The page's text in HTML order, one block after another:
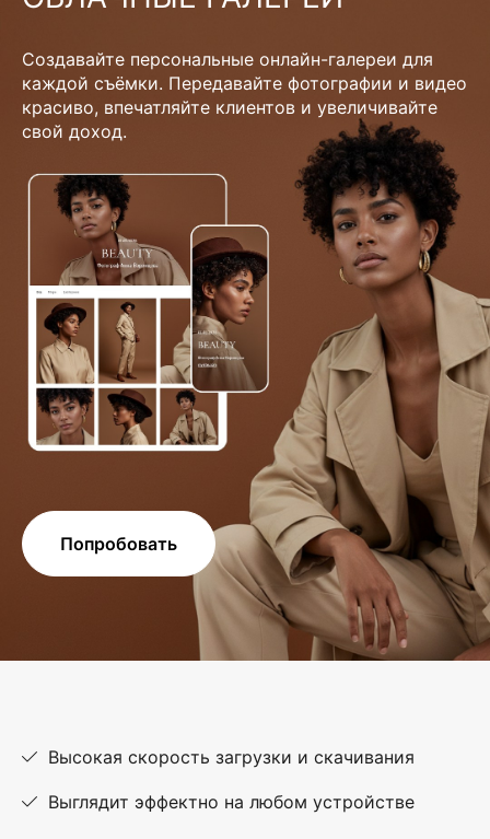
Создавайте персональные онлайн-галереи для
каждой съёмки. Передавайте фотографии и видео
красиво, впечатляйте клиентов и увеличивайте
свой доход.
Попробовать
Высокая скорость загрузки и скачивания
Выглядит эффектно на любом устройстве